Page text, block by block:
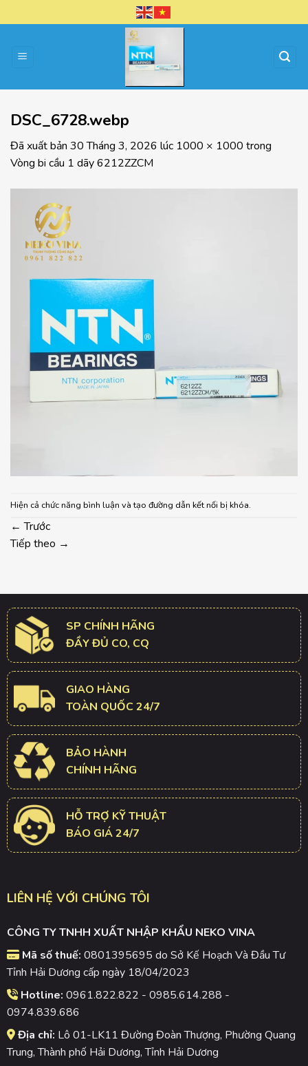
đến
dung
DSC_6728.webp
Đã xuất bản 30 Tháng 3, 2026 lúc 1000 × 1000 trong
Vòng bi cầu 1 dãy 6212ZZCM
Hiện cả chức năng bình luận và tạo đường dẫn kết nối bị khóa.
← Trước
Tiếp theo →
SP CHÍNH HÃNG
ĐẦY ĐỦ CO, CQ
GIAO HÀNG
TOÀN QUỐC 24/7
BẢO HÀNH
CHÍNH HÃNG
HỖ TRỢ KỸ THUẬT
BÁO GIÁ 24/7
LIÊN HỆ VỚI CHÚNG TÔI
CÔNG TY TNHH XUẤT NHẬP KHẨU NEKO VINA
Mã số thuế: 0801395695 do Sở Kế Hoạch Và Đầu Tư
Tỉnh Hải Dương cấp ngày 18/04/2023
Hotline: 0961.822.822 - 0985.614.288 -
0974.839.686
Địa chỉ: Lô 01-LK11 Đường Đoàn Thượng, Phường Quang
Trung, Thành phố Hải Dương, Tỉnh Hải Dương